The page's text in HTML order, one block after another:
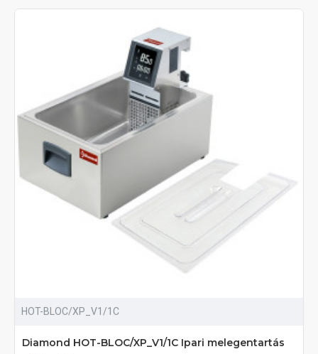
HOT-BLOC/XP_V1/1C
Diamond HOT-BLOC/XP_V1/1C Ipari melegentartás